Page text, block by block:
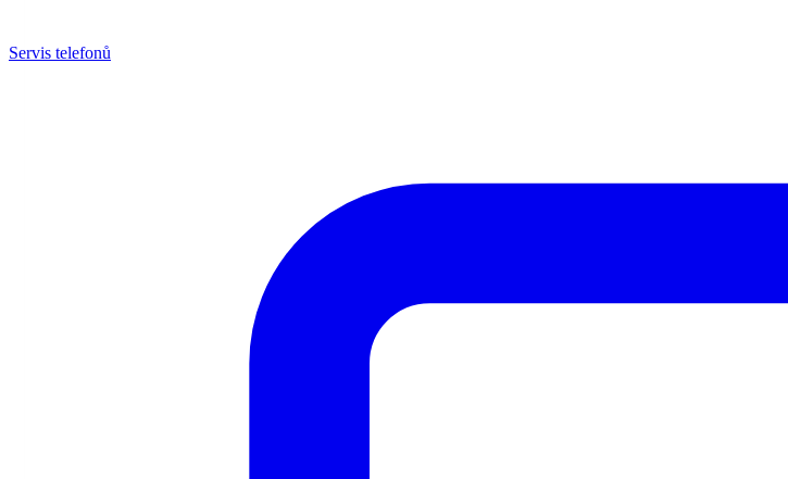
Servis telefonů